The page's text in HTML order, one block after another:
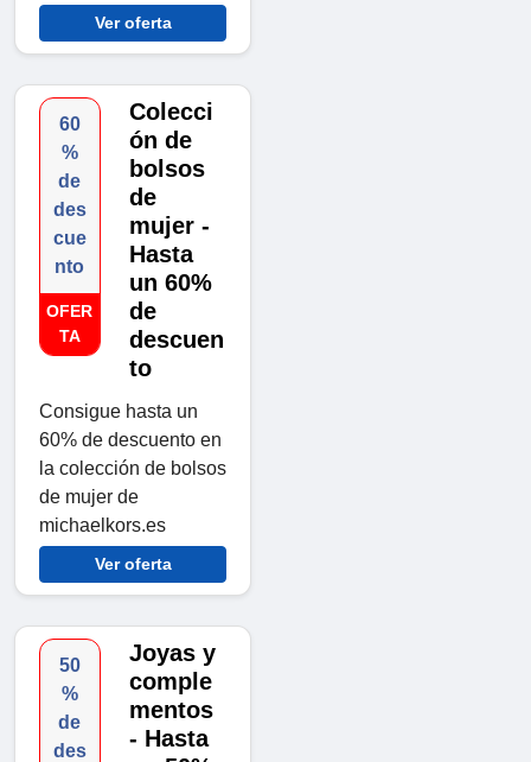
Ver oferta
60
%
de
des
cue
nto
OFER
TA
Colecci
ón de
bolsos
de
mujer -
Hasta
un 60%
de
descuen
to
Consigue hasta un
60% de descuento en
la colección de bolsos
de mujer de
michaelkors.es
Ver oferta
50
%
de
des
Joyas y
comple
mentos
- Hasta